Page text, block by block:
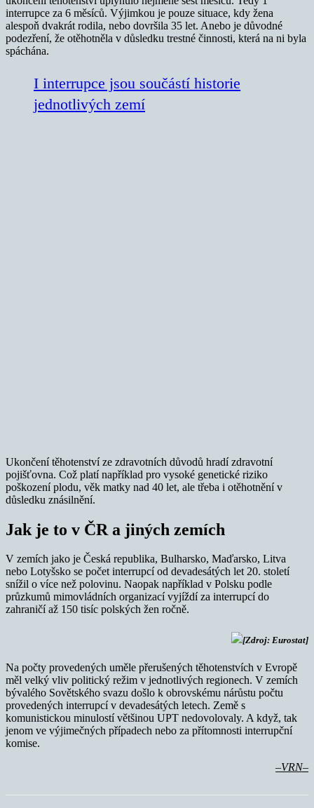
interrupce za 6 měsíců. Výjimkou je pouze situace, kdy žena
alespoň dvakrát rodila, nebo dovršila 35 let. Anebo je důvodné
podezření, že otěhotněla v důsledku trestné činnosti, která na ni byla
spáchána.
I interrupce jsou součástí historie
jednotlivých zemí
Ukončení těhotenství ze zdravotních důvodů hradí zdravotní
pojišťovna. Což platí například pro vysoké genetické riziko
poškození plodu, věk matky nad 40 let, ale třeba i otěhotnění v
důsledku znásilnění.
Jak je to v ČR a jiných zemích
V zemích jako je Česká republika, Bulharsko, Maďarsko, Litva
nebo Lotyšsko se počet interrupcí od devadesátých let 20. století
snížil o více než polovinu. Naopak například v Polsku podle
průzkumů mimovládních organizací vyjíždí za interrupcí do
zahraničí až 150 tisíc polských žen ročně.
[Zdroj: Eurostat]
Na počty provedených uměle přerušených těhotenstvích v Evropě
měl velký vliv politický režim v jednotlivých regionech. V zemích
bývalého Sovětského svazu došlo k obrovskému nárůstu počtu
provedených interrupcí v devadesátých letech. Země s
komunistickou minulostí většinou UPT nedovolovaly. A když, tak
jenom ve výjimečných případech nebo za přítomnosti interrupční
komise.
–VRN–